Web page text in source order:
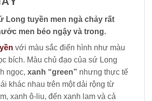
Long tuyền men ngà chảy rất
men béo ngậy và trong.
với màu sắc điển hình như màu
bích. Màu chủ đạo của sứ Long
ngọc, xanh “green” nhưng thực tế
khác nhau trên một dải rộng từ
xanh ô-liu, đến xanh lam và cả